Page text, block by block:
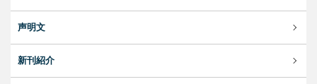
声明文
新刊紹介